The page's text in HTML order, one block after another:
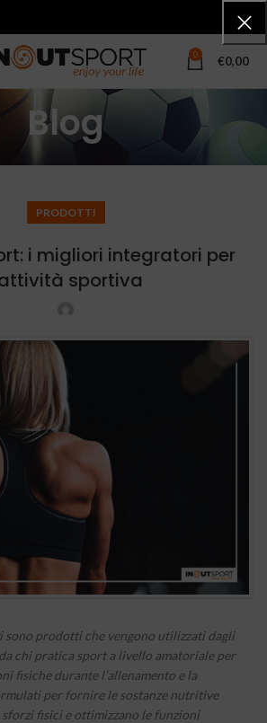
0 €0,00
Blog
PRODOTTI
i migliori integratori per
sportiva
prodotti che vengono utilizzati dagli
chi pratica sport a livello amatoriale per
fisiche durante l’allenamento e la
per fornire le sostanze nutritive
fisici e ottimizzano le funzioni